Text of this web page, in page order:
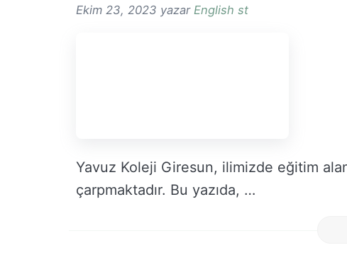
Ekim 23, 2023 yazar English st
Yavuz Koleji Giresun, ilimizde eğitim
çarpmaktadır. Bu yazıda, …